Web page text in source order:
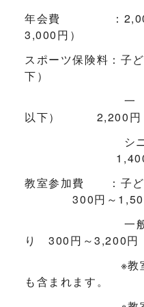
年会費 ：2,000
3,000円）
スポーツ保険料：子
下）
一 般（高
以下） 2,200円
シニア（
1,400
教室参加費 ：子ど
300円～
一般・シニ
り 300円～3,200円
※教室参加費
も含まれます。